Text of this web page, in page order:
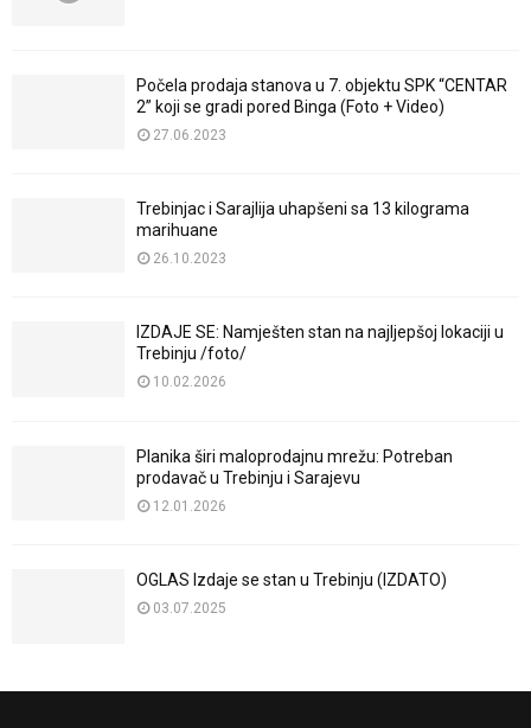
Počela prodaja stanova u 7. objektu SPK “CENTAR
2” koji se gradi pored Binga (Foto + Video)
27.06.2023
Trebinjac i Sarajlija uhapšeni sa 13 kilograma
marihuane
26.10.2023
IZDAJE SE: Namješten stan na najljepšoj lokaciji u
Trebinju /foto/
10.02.2026
Planika širi maloprodajnu mrežu: Potreban
prodavač u Trebinju i Sarajevu
12.01.2026
OGLAS Izdaje se stan u Trebinju (IZDATO)
03.07.2025